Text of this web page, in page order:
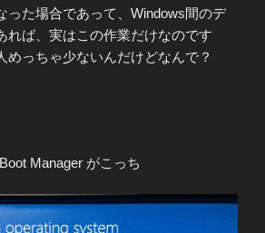
った場合であって、Windows間のデ
れば、実はこの作業だけなのです
めっちゃ少ないんだけどなんで？
Manager がこっち